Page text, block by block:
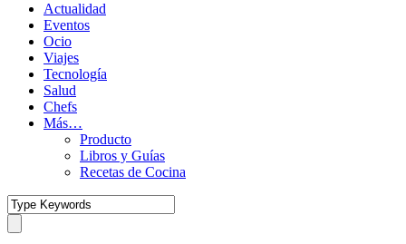
Actualidad
Eventos
Ocio
Viajes
Tecnología
Salud
Chefs
Más…
Producto
Libros y Guías
Recetas de Cocina